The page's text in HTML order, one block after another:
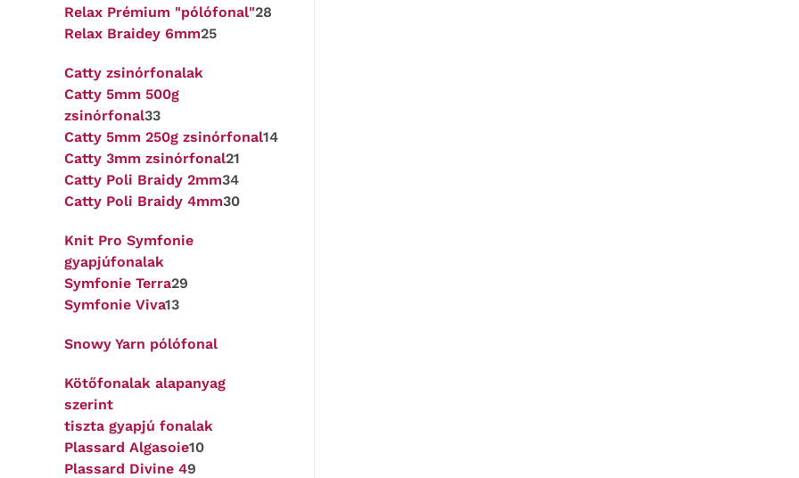
Relax Prémium "pólófonal"28
Relax Braidey 6mm25
Catty zsinórfonalak
Catty 5mm 500g
zsinórfonal33
Catty 5mm 250g zsinórfonal14
Catty 3mm zsinórfonal21
Catty Poli Braidy 2mm34
Catty Poli Braidy 4mm30
Knit Pro Symfonie
gyapjúfonalak
Symfonie Terra29
Symfonie Viva13
Snowy Yarn pólófonal
Kötőfonalak alapanyag
szerint
tiszta gyapjú fonalak
Plassard Algasoie10
Plassard Divine 49